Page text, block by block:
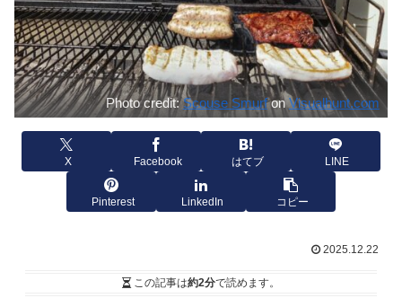
Photo credit:Scouse SmurfonVisualhunt.com
X Facebook はてブ LINE
Pinterest LinkedIn コピー
2025.12.22
この記事は約2分で読めます。